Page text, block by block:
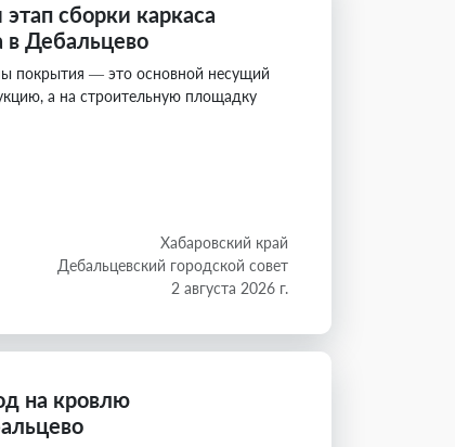
сборки каркаса
в Дебальцево
покрытия — это основной несущий
а на строительную площадку
Хабаровский край
Дебальцевский городской совет
2 августа 2026 г.
на кровлю